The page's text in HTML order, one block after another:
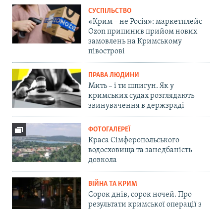
СУСПІЛЬСТВО
«Крим – не Росія»: маркетплейс
Ozon припинив прийом нових
замовлень на Кримському
півострові
ПРАВА ЛЮДИНИ
Мить – і ти шпигун. Як у
кримських судах розглядають
звинувачення в держзраді
ФОТОГАЛЕРЕЇ
Краса Сімферопольського
водосховища та занедбаність
довкола
ВІЙНА ТА КРИМ
Сорок днів, сорок ночей. Про
результати кримської операції з